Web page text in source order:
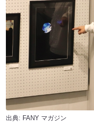
出典: FANY マガジン